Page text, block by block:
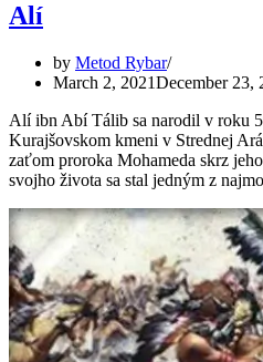
Alí
by Metod Rybar
March 2, 2021December 23,
Alí ibn Abí Tálib sa narodil v roku
Kurajšovskom kmeni v Strednej
zaťom proroka Mohameda skrz
svojho života sa stal jedným z